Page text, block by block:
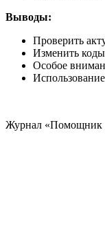
Выводы:
Проверить
Изменить
Особое
Журнал «Помощник